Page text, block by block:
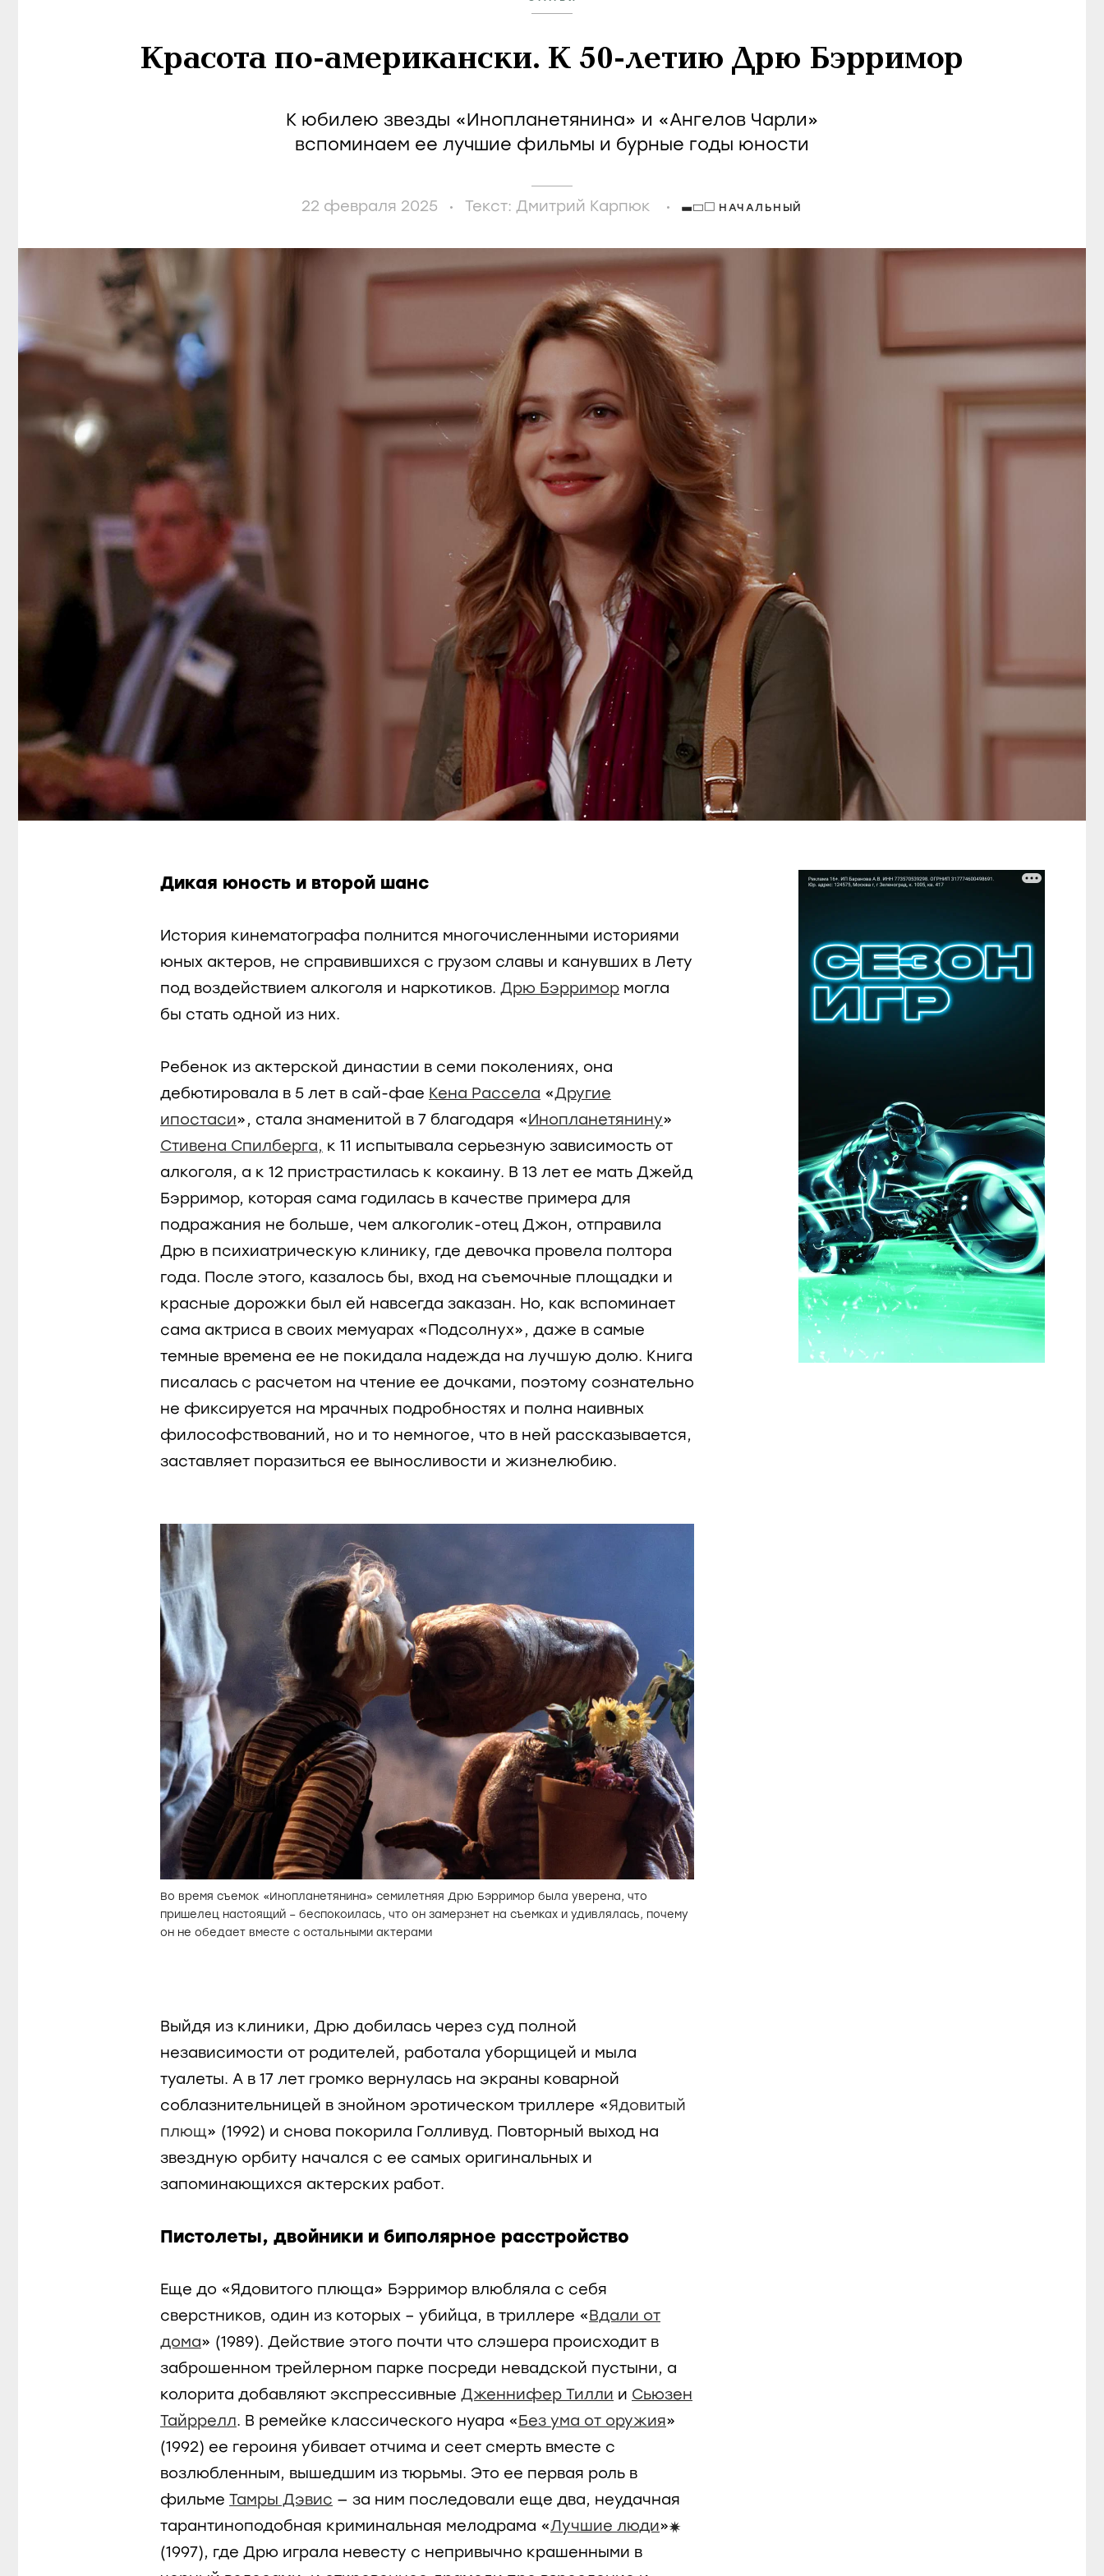
Красота по-американски. К 50-летию Дрю Бэрримор
К юбилею звезды «Инопланетянина» и «Ангелов Чарли»
вспоминаем ее лучшие фильмы и бурные годы юности
22 февраля 2025 Текст: Дмитрий Карпюк НАЧАЛЬНЫЙ
Дикая юность и второй шанс
История кинематографа полнится многочисленными историями
юных актеров, не справившихся с грузом славы и канувших в Лету
под воздействием алкоголя и наркотиков. Дрю Бэрримор могла
бы стать одной из них.
Ребенок из актерской династии в семи поколениях, она
дебютировала в 5 лет в сай-фае Кена Рассела «Другие
ипостаси», стала знаменитой в 7 благодаря «Инопланетянину»
Стивена Спилберга, к 11 испытывала серьезную зависимость от
алкоголя, а к 12 пристрастилась к кокаину. В 13 лет ее мать Джейд
Бэрримор, которая сама годилась в качестве примера для
подражания не больше, чем алкоголик-отец Джон, отправила
Дрю в психиатрическую клинику, где девочка провела полтора
года. После этого, казалось бы, вход на съемочные площадки и
красные дорожки был ей навсегда заказан. Но, как вспоминает
сама актриса в своих мемуарах «Подсолнух», даже в самые
темные времена ее не покидала надежда на лучшую долю. Книга
писалась с расчетом на чтение ее дочками, поэтому сознательно
не фиксируется на мрачных подробностях и полна наивных
философствований, но и то немногое, что в ней рассказывается,
заставляет поразиться ее выносливости и жизнелюбию.
Во время съемок «Инопланетянина» семилетняя Дрю Бэрримор была уверена, что
пришелец настоящий – беспокоилась, что он замерзнет на съемках и удивлялась, почему
он не обедает вместе с остальными актерами
Выйдя из клиники, Дрю добилась через суд полной
независимости от родителей, работала уборщицей и мыла
туалеты. А в 17 лет громко вернулась на экраны коварной
соблазнительницей в знойном эротическом триллере «Ядовитый
плющ» (1992) и снова покорила Голливуд. Повторный выход на
звездную орбиту начался с ее самых оригинальных и
запоминающихся актерских работ.
Пистолеты, двойники и биполярное расстройство
Еще до «Ядовитого плюща» Бэрримор влюбляла с себя
сверстников, один из которых – убийца, в триллере «Вдали от
дома» (1989). Действие этого почти что слэшера происходит в
заброшенном трейлерном парке посреди невадской пустыни, а
колорита добавляют экспрессивные Дженнифер Тилли и Сьюзен
Тайррелл. В ремейке классического нуара «Без ума от оружия»
(1992) ее героиня убивает отчима и сеет смерть вместе с
возлюбленным, вышедшим из тюрьмы. Это ее первая роль в
фильме Тамры Дэвис — за ним последовали еще два, неудачная
тарантиноподобная криминальная мелодрама «Лучшие люди»i
(1997), где Дрю играла невесту с непривычно крашенными в